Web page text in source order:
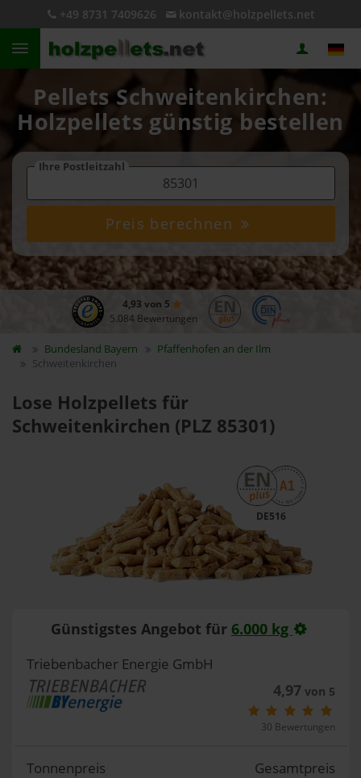
+49 8731 7409626 kontakt@holzpellets.net
Pellets Schweitenkirchen:
Holzpellets günstig bestellen
Ihre Postleitzahl
Preis berechnen
4,93 von 5
5.084 Bewertungen
Bundesland Bayern
Pfaffenhofen an der Ilm
Schweitenkirchen
Lose Holzpellets für
Schweitenkirchen (PLZ 85301)
DE516
Günstigstes Angebot für 6.000 kg
Triebenbacher Energie GmbH
4,97von 5
30 Bewertungen
Tonnenpreis Gesamtpreis